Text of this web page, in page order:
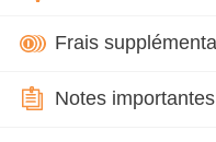
Frais
Notes importantes